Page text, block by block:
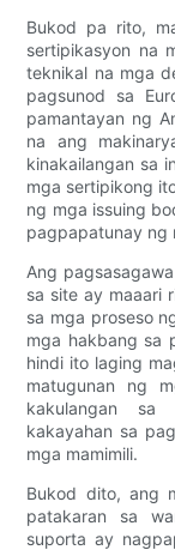
Bukod pa rito,
sertipikasyon na
teknikal na mga
pagsunod sa
pamantayan ng
na ang
kinakailangan sa
mga sertipikong
ng mga issuing
pagpapatunay ng
Ang
sa site ay maaari
sa mga proseso
mga hakbang sa
hindi ito laging
matugunan ng
kakulangan sa
kakayahan sa
mga mamimili.
Bukod dito, ang
patakaran sa
suporta ay